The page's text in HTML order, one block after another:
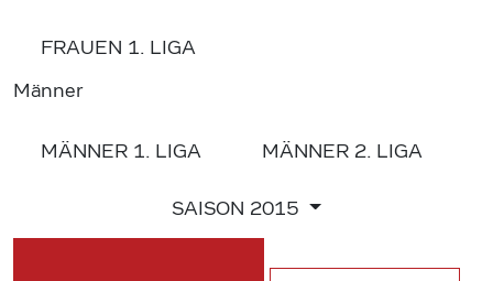
FRAUEN 1. LIGA
Männer
MÄNNER 1. LIGA MÄNNER 2. LIGA
SAISON 2015